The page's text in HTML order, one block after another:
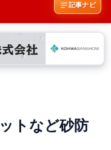
記事ナビ
トなど砂防